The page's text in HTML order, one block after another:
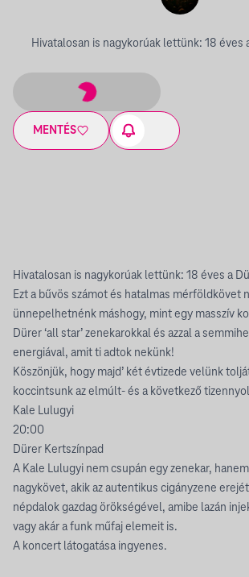
Hivatalosan is nagykorúak lettünk: 18 éves
MENTÉS
Hivatalosan is nagykorúak lettünk: 18 éves a
Ezt a bűvös számot és hatalmas mérföldkövet
ünnepelhetnénk máshogy, mint egy masszív
Dürer ‘all star’ zenekarokkal és azzal a
energiával, amit ti adtok nekünk!
Köszönjük, hogy majd’ két évtizede velünk
koccintsunk az elmúlt- és a következő
Kale Lulugyi
20:00
Dürer Kertszínpad
A Kale Lulugyi nem csupán egy zenekar,
nagykövet, akik az autentikus cigányzene
népdalok gazdag örökségével, amibe lazán
vagy akár a funk műfaj elemeit is.
A koncert látogatása ingyenes.